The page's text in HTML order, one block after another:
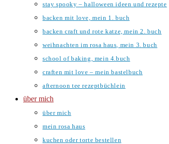
stay spooky – halloween ideen und rezepte
backen mit love, mein 1. buch
backen craft und rote katze, mein 2. buch
weihnachten im rosa haus, mein 3. buch
school of baking, mein 4.buch
craften mit love – mein bastelbuch
afternoon tee rezeptbüchlein
über mich
über mich
mein rosa haus
kuchen oder torte bestellen